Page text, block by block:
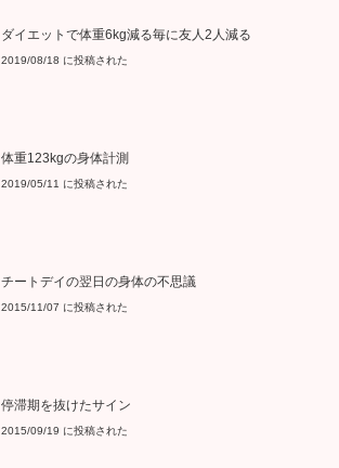
ダイエットで体重6kg減る毎に友人2人減る
2019/08/18 に投稿された
体重123kgの身体計測
2019/05/11 に投稿された
チートデイの翌日の身体の不思議
2015/11/07 に投稿された
停滞期を抜けたサイン
2015/09/19 に投稿された